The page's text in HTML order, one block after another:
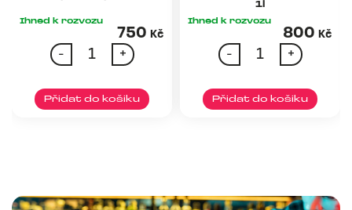
Alkohol +
Vodka
Nealko
Ihned k rozvozu
750 Kč
-
Aperol
+
Přidat do košiku
1l
Ihned k rozvozu
800 Kč
-
Absolut
2x
Granini
+
Přidat do košiku